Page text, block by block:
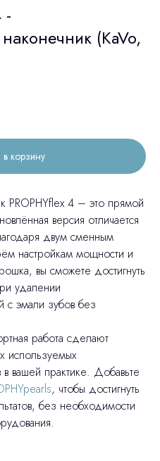
-
(KaVo,
корзину
PROPHYflex 4 – это прямой
версия отличается
двум сменным
настройкам мощности и
вы сможете достигнуть
удалении
с эмали зубов без
работа сделают
используемых
в вашей практике. Добавьте
, чтобы достигнуть
без необходимости